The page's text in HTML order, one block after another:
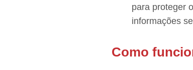
para proteger
informações
Como